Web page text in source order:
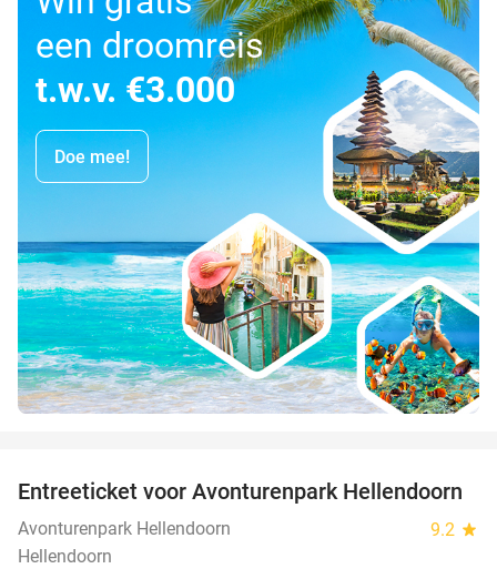
een droomreis
t.w.v. €3.000
Doe mee!
41%
Entreeticket voor Avonturenpark Hellendoorn
Avonturenpark Hellendoorn 9.2 star
Hellendoorn